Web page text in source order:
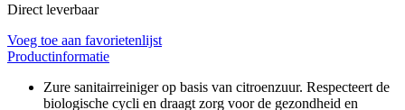
Direct leverbaar
Voeg toe aan favorietenlijst
Productinformatie
Zure sanitairreiniger op basis van citroenzuur. Respecteert de
biologische cycli en draagt zorg voor de gezondheid en